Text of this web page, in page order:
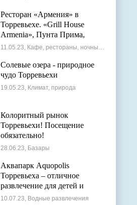
Ресторан «Армения» в
Торревьехе. «Grill House
Armenia», Пунта Прима,
Испания
11.05.23, Кафе, рестораны, ночные клубы
Солевые озера - природное
чудо Торревьехи
19.05.23, Климат, природа
Колоритный рынок
Торревьехи! Посещение
обязательно!
28.06.23, Базары
Аквапарк Aquopolis
Торревьеха – отличное
развлечение для детей и
взрослых
10.07.23, Водные развлечения